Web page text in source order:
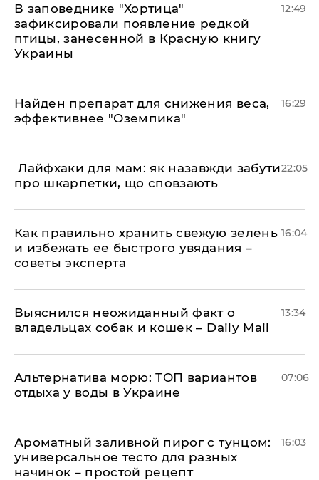
В заповеднике "Хортица"
зафиксировали появление редкой
птицы, занесенной в Красную книгу
Украины
12:49
Найден препарат для снижения веса,
эффективнее "Оземпика"
16:29
​ Лайфхаки для мам: як назавжди забути
про шкарпетки, що сповзають
22:05
Как правильно хранить свежую зелень
и избежать ее быстрого увядания –
советы эксперта
16:04
Выяснился неожиданный факт о
владельцах собак и кошек – Daily Mail
13:34
Альтернатива морю: ТОП вариантов
отдыха у воды в Украине
07:06
Ароматный заливной пирог с тунцом:
универсальное тесто для разных
начинок – простой рецепт
16:03